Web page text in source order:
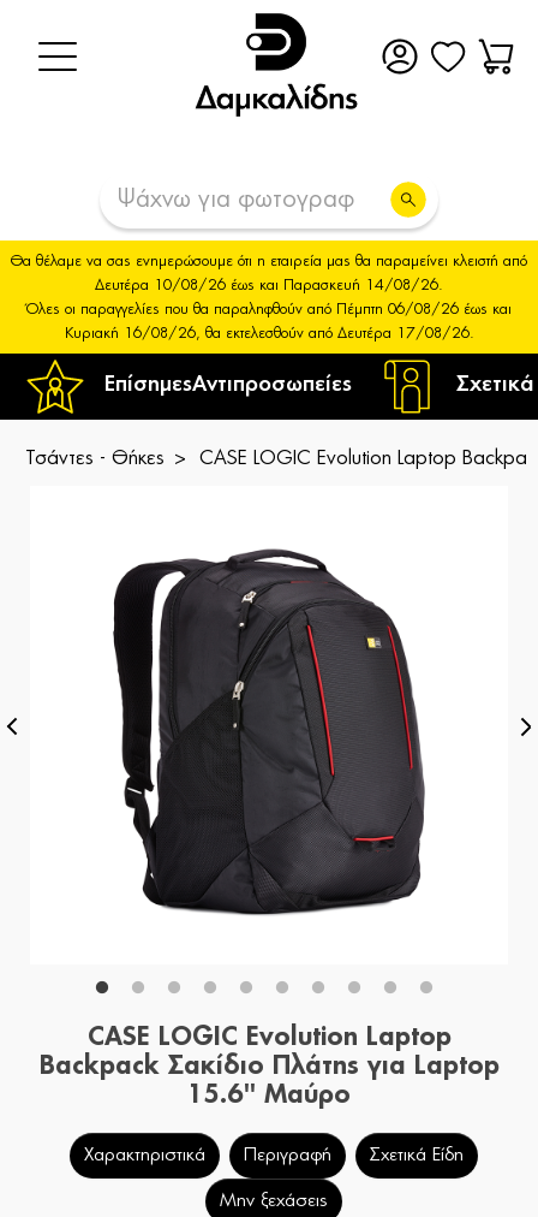
ΕπίσημεςΑντιπροσωπείες
Θα θέλαμε να σας ενημερώσουμε ότι η εταιρεία μας θα παραμείνει κλειστή από
Δευτέρα 10/08/26 έως και Παρασκευή 14/08/26.
Όλες οι παραγγελίες που θα παραληφθούν από Πέμπτη 06/08/26 έως και
Κυριακή 16/08/26, θα εκτελεσθούν από Δευτέρα 17/08/26.
Τσάντες - Θήκες CASE LOGIC Evolution Laptop
CASE LOGIC Evolution Laptop
Backpack Σακίδιο Πλάτης για Laptop
15.6'' Μαύρο
Χαρακτηριστικά Περιγραφή Σχετικά Είδη
Μην ξεχάσεις